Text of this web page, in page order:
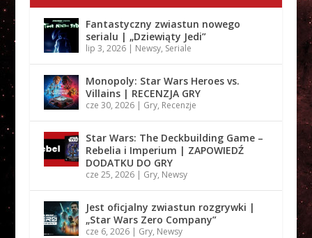
Fantastyczny zwiastun nowego
serialu | „Dziewiąty Jedi”
lip 3, 2026| Newsy, Seriale
Monopoly: Star Wars Heroes vs.
Villains | RECENZJA GRY
cze 30, 2026| Gry, Recenzje
Star Wars: The Deckbuilding Game –
Rebelia i Imperium | ZAPOWIEDŹ
DODATKU DO GRY
cze 25, 2026| Gry, Newsy
Jest oficjalny zwiastun rozgrywki |
„Star Wars Zero Company”
cze 6, 2026| Gry, Newsy